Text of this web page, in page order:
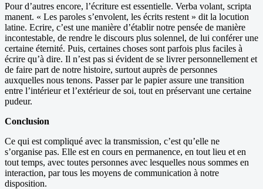
Pour d’autres encore, l’écriture est essentielle. Verba volant, scripta
manent. « Les paroles s’envolent, les écrits restent » dit la locution
latine. Ecrire, c’est une manière d’établir notre pensée de manière
incontestable, de rendre le discours plus solennel, de lui conférer une
certaine éternité. Puis, certaines choses sont parfois plus faciles à
écrire qu’à dire. Il n’est pas si évident de se livrer personnellement et
de faire part de notre histoire, surtout auprès de personnes
auxquelles nous tenons. Passer par le papier assure une transition
entre l’intérieur et l’extérieur de soi, tout en préservant une certaine
pudeur.
Conclusion
Ce qui est compliqué avec la transmission, c’est qu’elle ne
s’organise pas. Elle est en cours en permanence, en tout lieu et en
tout temps, avec toutes personnes avec lesquelles nous sommes en
interaction, par tous les moyens de communication à notre
disposition.